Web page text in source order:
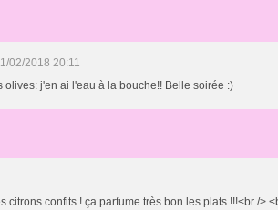
02/2018 20:11
olives: j'en ai l'eau à la bouche!! Belle soirée :)
citrons confits ! ça parfume très bon les plats !!!<br />